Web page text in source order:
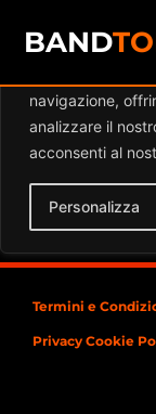
Diamo valore
navigazione,
analizzare il
acconsenti al
Personalizza
BAND
Eventi a
Pinoro
Spiacente, ma
l'archivio richiesto
Termini e
Privacy Cookie